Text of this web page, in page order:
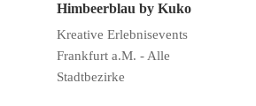
Himbeerblau by Kuko
Kreative Erlebnisevents
Frankfurt a.M. - Alle
Stadtbezirke